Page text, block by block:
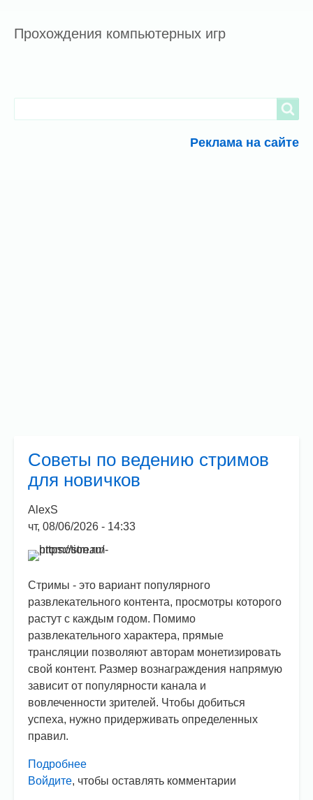
Прохождения компьютерных игр
Реклама на сайте
Советы по ведению стримов
для новичков
AlexS
чт, 08/06/2026 - 14:33
Стримы - это вариант популярного
развлекательного контента, просмотры которого
растут с каждым годом. Помимо
развлекательного характера, прямые
трансляции позволяют авторам монетизировать
свой контент. Размер вознаграждения напрямую
зависит от популярности канала и
вовлеченности зрителей. Чтобы добиться
успеха, нужно придерживать определенных
правил.
Подробнее
Советы
Войдите, чтобы оставлять комментарии